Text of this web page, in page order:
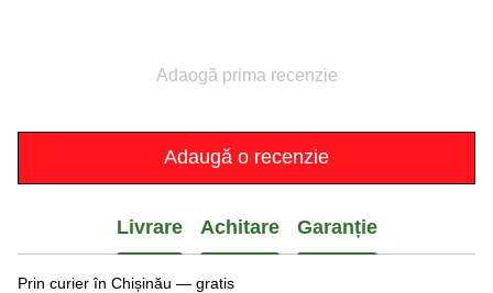
Adaogă prima recenzie
Adaugă o recenzie
Livrare Achitare Garanție
Prin curier în Chișinău — gratis